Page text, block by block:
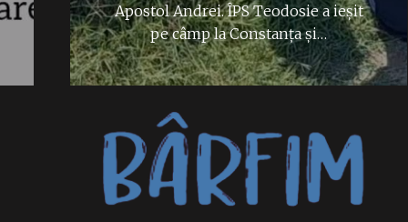
Apostol Andrei. ÎPS Teodosie a ieșit
pe câmp la Constanța și…